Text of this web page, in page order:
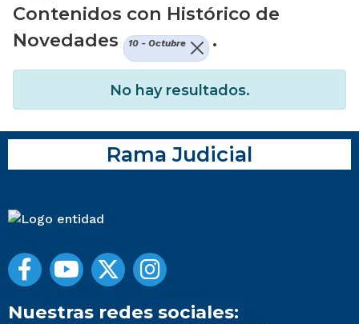
Contenidos con Histórico de
Novedades
10 - Octubre .
No hay resultados.
Rama Judicial
Nuestras redes sociales: